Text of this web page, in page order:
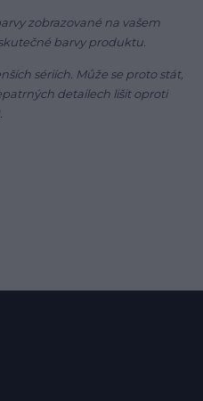
zobrazované na vašem
barvy produktu.
sériích. Může se proto stát,
detailech lišit oproti